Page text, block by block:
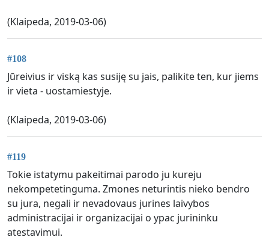
(Klaipeda, 2019-03-06)
#108
Jūreivius ir viską kas susiję su jais, palikite ten, kur jiems
ir vieta - uostamiestyje.
(Klaipeda, 2019-03-06)
#119
Tokie istatymu pakeitimai parodo ju kureju
nekompetetinguma. Zmones neturintis nieko bendro
su jura, negali ir nevadovaus jurines laivybos
administracijai ir organizacijai o ypac jurininku
atestavimui.